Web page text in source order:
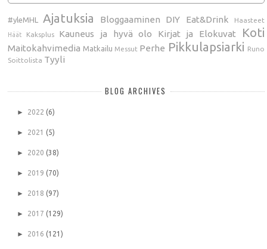
#yleMHL Ajatuksia Bloggaaminen DIY Eat&Drink Haasteet
Häät Kaksplus Kauneus ja hyvä olo Kirjat ja Elokuvat Koti
Maitokahvimedia Matkailu Messut Perhe Pikkulapsiarki Runo
Soittolista Tyyli
BLOG ARCHIVES
► 2022 (6)
► 2021 (5)
► 2020 (38)
► 2019 (70)
► 2018 (97)
► 2017 (129)
► 2016 (121)